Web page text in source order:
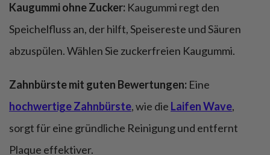
Kaugummi ohne Zucker: Kaugummi regt den
Speichelfluss an, der hilft, Speisereste und Säuren
abzuspülen. Wählen Sie zuckerfreien Kaugummi.
Zahnbürste mit guten Bewertungen: Eine
hochwertige Zahnbürste, wie die Laifen Wave,
sorgt für eine gründliche Reinigung und entfernt
Plaque effektiver.